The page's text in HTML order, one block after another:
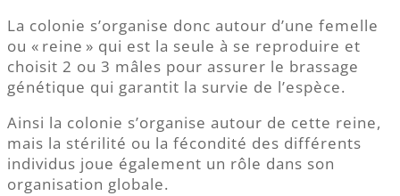
La colonie s’organise donc autour d’une femelle
ou « reine » qui est la seule à se reproduire et
choisit 2 ou 3 mâles pour assurer le brassage
génétique qui garantit la survie de l’espèce.
Ainsi la colonie s’organise autour de cette reine,
mais la stérilité ou la fécondité des différents
individus joue également un rôle dans son
organisation globale.